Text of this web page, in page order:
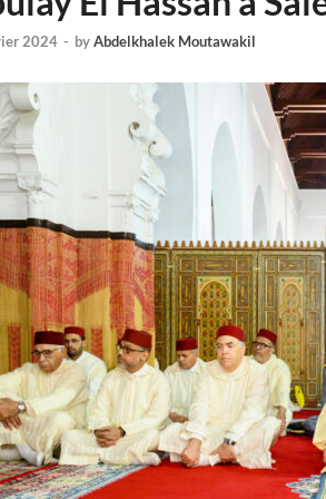
2024 - byAbdelkhalek Moutawakil